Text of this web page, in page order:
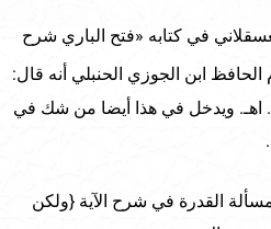
في كتابه «فتح الباري شرح
الحافظ ابن الجوزي الحنبلي أنه قال:
اهـ. ويدخل في هذا أيضا من شك في
القدرة في شرح الآية {ولكن